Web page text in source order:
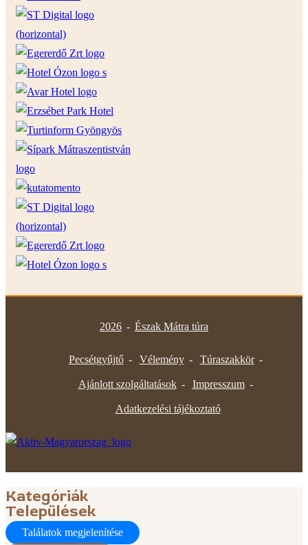
2026 - Észak Mátra túra
Pecsétgyűjtő Vélemény Túraszakkör
Ajánlott szolgáltatások Impresszum
Adatkezelési tájékoztató
Kategóriák
Települések
Találatok megjelenítése